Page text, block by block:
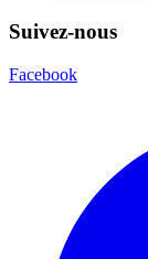
Suivez-nous
Facebook